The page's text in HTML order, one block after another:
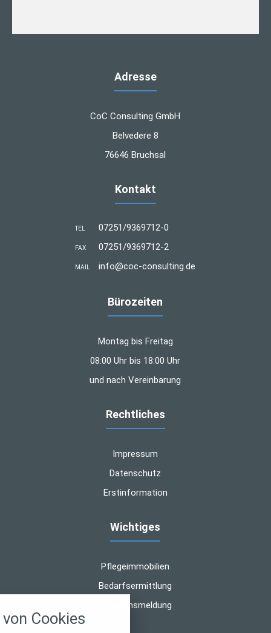
Adresse
CoC Consulting GmbH
Belvedere 8
76646 Bruchsal
Kontakt
TEL 07251/9369712-0
FAX 07251/9369712-2
MAIL info@coc-consulting.de
Bürozeiten
Montag bis Freitag
08:00 Uhr bis 18:00 Uhr
und nach Vereinbarung
Rechtliches
Impressum
Datenschutz
Erstinformation
Wichtiges
Pflegeimmobilien
Bedarfsermittlung
Schadensmeldung
Cookies
alle verwendeten Cookies und